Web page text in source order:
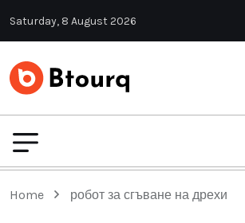
Saturday, 8 August 2026
Home робот за сгъване на дрехи